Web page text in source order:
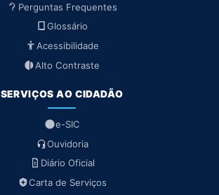
Perguntas Frequentes
Glossário
Acessibilidade
Alto Contraste
SERVIÇOS AO CIDADÃO
e-SIC
Ouvidoria
Diário Oficial
Carta de Serviços